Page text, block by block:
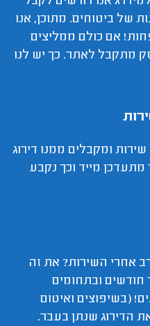
אחרונות של ביטוחים. מתוכן, אנו
לכל הפחות! אם כולם ממליצים
מתקבל לאתר. כך יש לנו
ומקבלים ממנו דירוג
מייד וכך נקבע
אחרי השירות? את זה
חודשים ובתחומים
(בשיפוצים ואיטום
הדירוג שנתן בעבר.